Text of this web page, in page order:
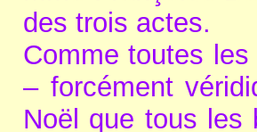
des trois actes.
Comme toutes
– forcément
Noël que tous les